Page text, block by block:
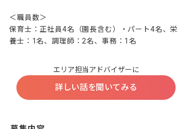
＜職員数＞
保育士：正社員4名（園長含む）・パート4名、栄
養士：1名、調理師：2名、事務：1名
エリア担当アドバイザーに
詳しい話を聞いてみる